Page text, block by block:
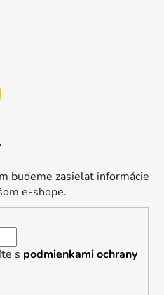
budeme zasielať informácie
e-shope.
s podmienkami ochrany